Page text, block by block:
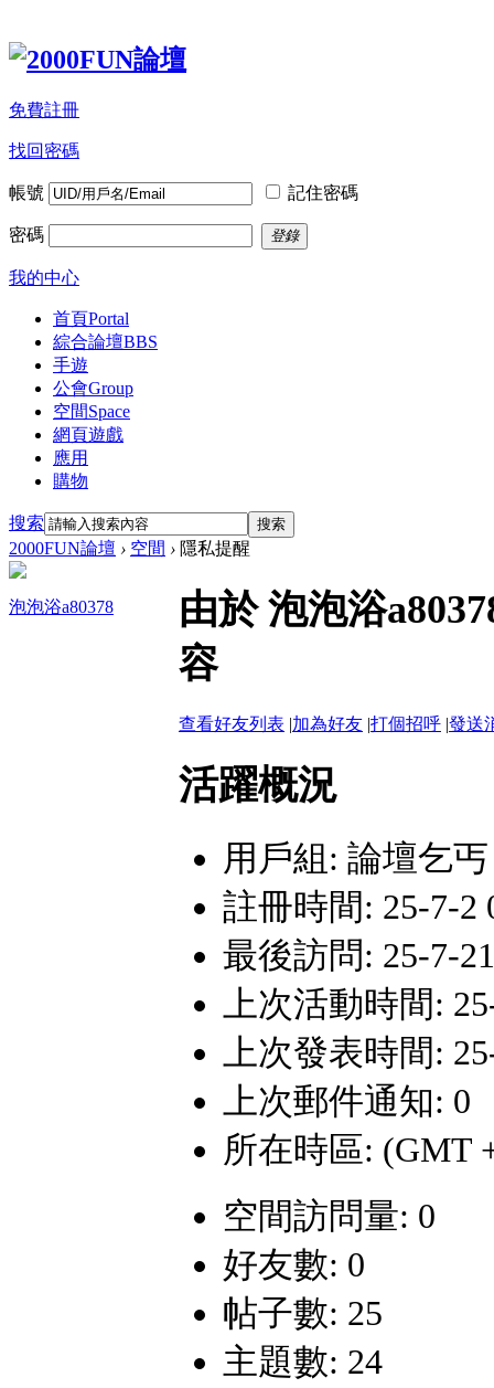
免費註冊
找回密碼
帳號 記住密碼
密碼 登錄
我的中心
首頁Portal
綜合論壇BBS
手遊
公會Group
空間Space
網頁遊戲
應用
購物
搜索 搜索
2000FUN論壇 › 空間 › 隱私提醒
泡泡浴a80378
由於 泡泡浴
容
查看好友列表 |加為好友 |打個招呼 |發送
活躍概況
用戶組: 論壇乞丐
註冊時間: 25-7-2
最後訪問: 25-7-
上次活動時間:
上次發表時間:
上次郵件通知: 0
所在時區: (GMT
空間訪問量: 0
好友數: 0
帖子數: 25
主題數: 24